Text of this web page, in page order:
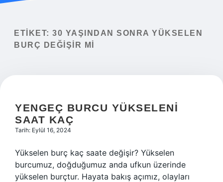
Yasal Uyarı
ETIKET: 30 YAŞINDAN SONRA YÜKSELEN
BURÇ DEĞIŞIR MI
YENGEÇ BURCU YÜKSELENI
SAAT KAÇ
Tarih: Eylül 16, 2024
Yükselen burç kaç saate değişir? Yükselen
burcumuz, doğduğumuz anda ufkun üzerinde
yükselen burçtur. Hayata bakış açımız, olayları